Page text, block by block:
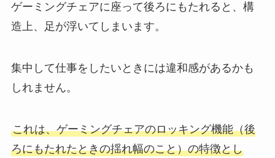
ゲーミングチェアに座って後ろにもたれると、構
造上、足が浮いてしまいます。
集中して仕事をしたいときには違和感があるかも
しれません。
これは、ゲーミングチェアのロッキング機能（後
ろにもたれたときの揺れ幅のこと）の特徴とし